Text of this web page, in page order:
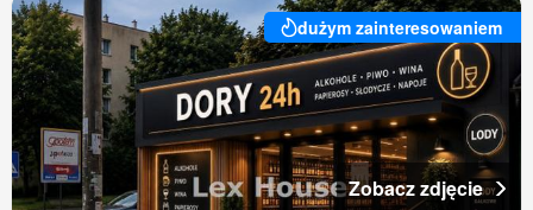
dużym zainteresowaniem
Zobacz zdjęcie